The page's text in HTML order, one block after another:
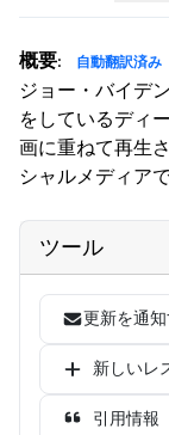
概要: 自動翻訳済み
ジョー・バイデ
をしているディ
画に重ねて再生
シャルメディア
ツール
更新を通知
新しいレ
引用情報